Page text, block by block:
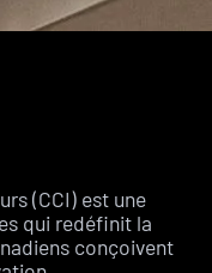
(CCI) est une
qui redéfinit la
conçoivent